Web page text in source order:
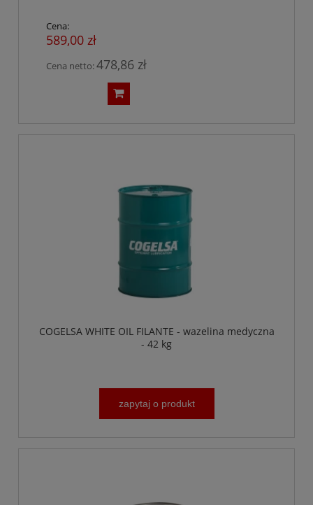
Cena:
589,00 zł
Cena netto:478,86 zł
COGELSA WHITE OIL FILANTE - wazelina medyczna
- 42 kg
zapytaj o produkt